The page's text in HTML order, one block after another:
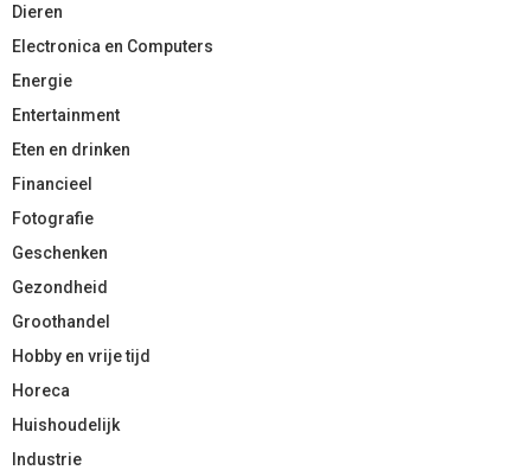
Dieren
Electronica en Computers
Energie
Entertainment
Eten en drinken
Financieel
Fotografie
Geschenken
Gezondheid
Groothandel
Hobby en vrije tijd
Horeca
Huishoudelijk
Industrie